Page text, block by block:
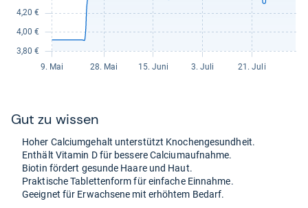
Gut zu wis­sen
Hoher Cal­ci­um­ge­halt unter­stützt Kno­chen­ge­sund­heit.
Ent­hält Vit­amin D für bes­sere Cal­ci­um­auf­nahme.
Bio­tin för­dert gesunde Haare und Haut.
Prak­ti­sche Tablet­ten­form für ein­fa­che Ein­nahme.
Geeig­net für Erwach­sene mit erhöh­tem Bedarf.